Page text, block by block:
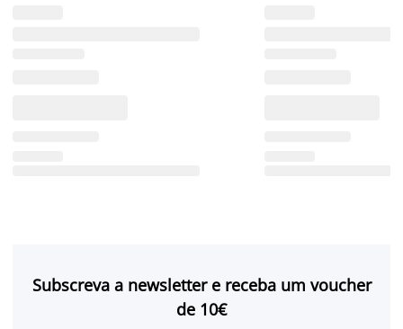
Subscreva a newsletter e receba um voucher
de 10€